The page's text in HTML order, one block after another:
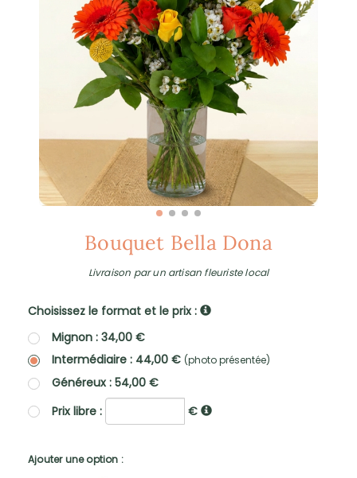
Bouquet Bella Dona
Livraison par un artisan fleuriste local
Choisissez le format et le prix :
Mignon : 34,00 €
Intermédiaire : 44,00 € (photo présentée)
Généreux : 54,00 €
Prix libre :
€
Ajouter une option :